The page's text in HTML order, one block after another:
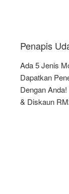
Penapis
Ada 5 Jenis
Dapatkan
Dengan
& Diskaun